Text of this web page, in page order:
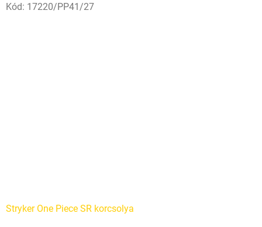
Kód: 17220/PP41/27
Stryker One Piece SR korcsolya